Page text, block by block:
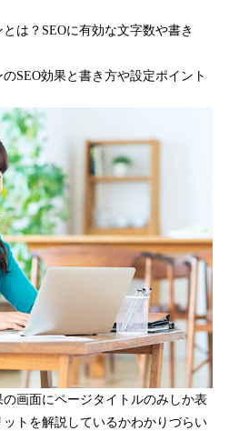
は？SEOに有効な文字数や書き
SEO効果と書き方や設定ポイント
画面にページタイトルのみしか表
トを解説しているかわかりづらい